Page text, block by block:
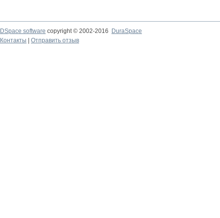
DSpace software copyright © 2002-2016
DuraSpace
Контакты
Отправить отзыв